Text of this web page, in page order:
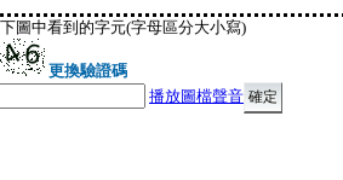
圖中看到的字元(字母區分大小寫)
更換驗證碼
播放圖檔聲音